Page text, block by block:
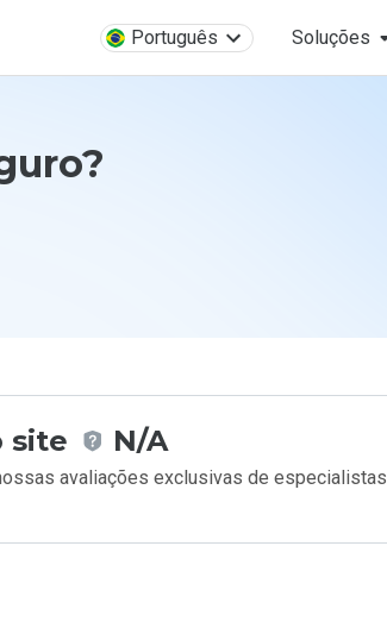
Português Soluções
site N/A
avaliações exclusivas de especialistas